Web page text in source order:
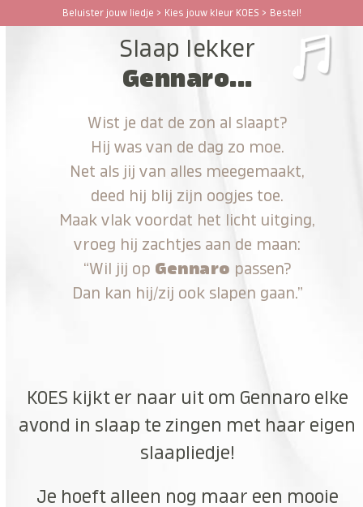
Beluister jouw liedje > Kies jouw kleur KOES > Bestel!
Open
Close
Slaap lekker
Gennaro...
Wist je dat de zon al slaapt?
Hij was van de dag zo moe.
Net als jij van alles meegemaakt,
deed hij blij zijn oogjes toe.
Maak vlak voordat het licht uitging,
vroeg hij zachtjes aan de maan:
“Wil jij op Gennaro passen?
Dan kan hij/zij ook slapen gaan.”
KOES kijkt er naar uit om Gennaro elke
avond in slaap te zingen met haar eigen
slaapliedje!
Je hoeft alleen nog maar een mooie